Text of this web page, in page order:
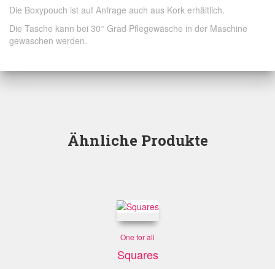
Die Boxypouch ist auf Anfrage auch aus Kork erhältlich.
Die Tasche kann bei 30° Grad Pflegewäsche in der Maschine
gewaschen werden.
Ähnliche Produkte
One for all
Squares